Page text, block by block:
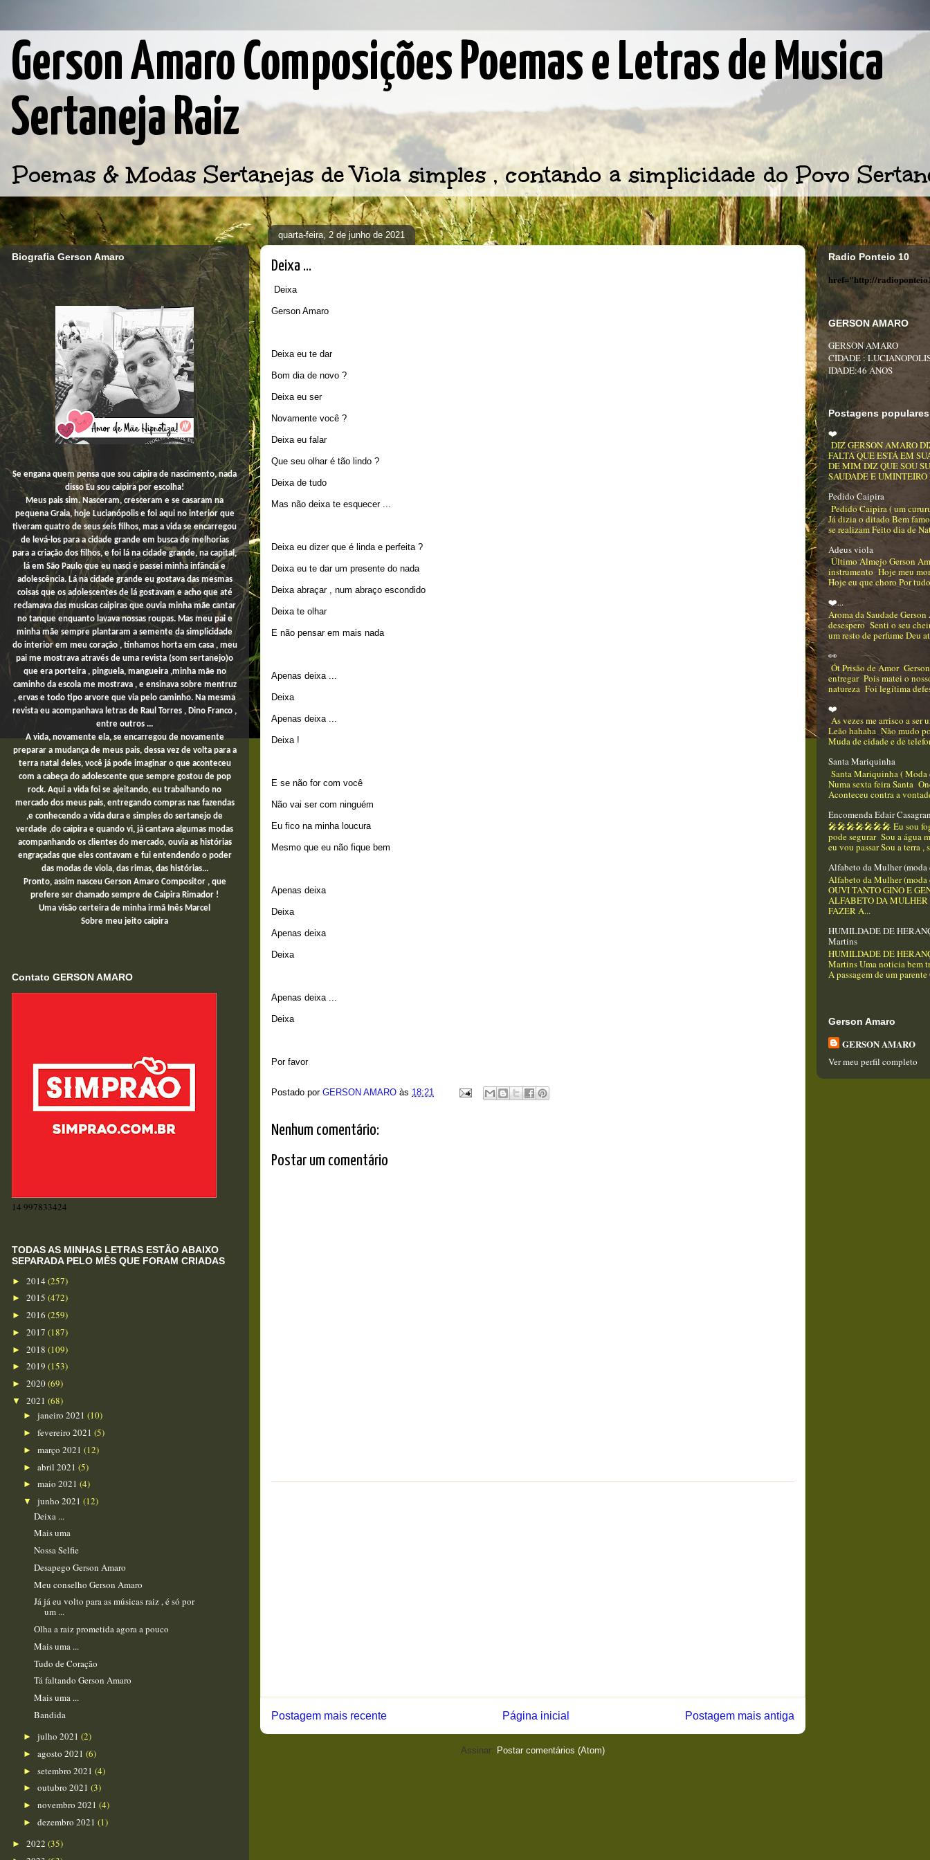
Gerson Amaro Composições Poemas e Letras de Musica
Sertaneja Raiz
Poemas & Modas Sertanejas de Viola simples , contando a simplicidade do Povo
quarta-feira, 2 de junho de 2021
Deixa ...
Deixa
Gerson Amaro
Deixa eu te dar
Bom dia de novo ?
Deixa eu ser
Novamente você ?
Deixa eu falar
Que seu olhar é tão lindo ?
Deixa de tudo
Mas não deixa te esquecer ...
Deixa eu dizer que é linda e perfeita ?
Deixa eu te dar um presente do nada
Deixa abraçar , num abraço escondido
Deixa te olhar
E não pensar em mais nada
Apenas deixa ...
Deixa
Apenas deixa ...
Deixa !
E se não for com você
Não vai ser com ninguém
Eu fico na minha loucura
Mesmo que eu não fique bem
Apenas deixa
Deixa
Apenas deixa
Deixa
Apenas deixa ...
Deixa
Por favor
Postado por GERSON AMARO às 18:21
Nenhum comentário:
Postar um comentário
Postagem mais recente Postagem mais antiga
Página inicial
Assinar: Postar comentários (Atom)
Biografia Gerson Amaro
Se engana quem pensa que sou caipira de nascimento, nada
dissoEu sou caipira por escolha!
Meus pais sim. Nasceram, cresceram e se casaram na
pequena Graia, hoje Lucianópolis e foi aqui no interior que
tiveram quatro de seus seis filhos, mas a vida se encarregou
de levá-los para a cidade grande em busca de melhorias
para a criação dos filhos, e foi lá na cidade grande, na capital,
lá em São Paulo que eu nasci e passei minha infância e
adolescência. Lá na cidade grande eu gostava das mesmas
coisas que os adolescentes de lá gostavam e acho que até
reclamava das musicas caipiras que ouvia minha mãe cantar
no tanque enquanto lavava nossas roupas. Mas meu pai e
minha mãe sempre plantaram a semente da simplicidade
do interior em meu coração , tínhamos horta em casa , meu
pai me mostrava através de uma revista (som sertanejo)o
que era porteira , pinguela, mangueira ,minha mãe no
caminho da escola me mostrava , e ensinava sobre mentruz
, ervas e todo tipo arvore que via pelo caminho. Na mesma
revista eu acompanhava letras de Raul Torres , Dino Franco ,
entre outros ...
A vida, novamente ela, se encarregou de novamente
preparar a mudança de meus pais, dessa vez de volta para a
terra natal deles, você já pode imaginar o que aconteceu
com a cabeça do adolescente que sempre gostou de pop
rock. Aqui a vida foi se ajeitando, eu trabalhando no
mercado dos meus pais, entregando compras nas fazendas
,e conhecendo a vida dura e simples do sertanejo de
verdade ,do caipira e quando vi, já cantava algumas modas
acompanhando os clientes do mercado, ouvia as histórias
engraçadas que eles contavam e fui entendendo o poder
das modas de viola, das rimas, das histórias...
Pronto, assim nasceu Gerson Amaro Compositor , que
prefere ser chamado sempre de Caipira Rimador !
Uma visão certeira de minha irmã Inês Marcel
Sobre meu jeito caipira
Contato GERSON AMARO
14 997833424
TODAS AS MINHAS LETRAS ESTÃO ABAIXO
SEPARADA PELO MÊS QUE FORAM CRIADAS
► 2014 (257)
► 2015 (472)
► 2016 (259)
► 2017 (187)
► 2018 (109)
► 2019 (153)
► 2020(69)
▼ 2021 (68)
► janeiro 2021 (10)
► fevereiro 2021 (5)
► março 2021 (12)
► abril 2021 (5)
► maio 2021 (4)
▼ junho 2021 (12)
Deixa ...
Mais uma
Nossa Selfie
Desapego Gerson Amaro
Meu conselho Gerson Amaro
Já já eu volto para as músicas raiz , é só por
um ...
Olha a raiz prometida agora a pouco
Mais uma ...
Tudo de Coração
Tá faltando Gerson Amaro
Mais uma ...
Bandida
► julho 2021 (2)
► agosto 2021 (6)
► setembro 2021 (4)
► outubro 2021 (3)
► novembro 2021 (4)
► dezembro 2021 (1)
► 2022 (35)
Radio Ponteio 10
href="http://
GERSON AMARO
GERSON AMARO
CIDADE :
IDADE:46 ANOS
Postagens populares
❤️
DIZ GERSON AMARO
FALTA QUE ESTÁ EM
DE MIM DIZ QUE SOU
SAUDADE E UMINTEIRO
Pedido Caipira
Pedido Caipira ( um
Já dizia o ditado Bem
se realizam Feito dia de
Adeus viola
Último Almejo Gerson
instrumento Hoje meu
Hoje eu que choro Por
❤️...
Aroma da Saudade
desespero Senti o seu
um resto de perfume Deu
👀
Ót Prisão de Amor
entregar Pois matei o
natureza Foi legítima
❤️
As vezes me arrisco a ser
Leão hahaha Não mudo
Muda de cidade e de
Santa Mariquinha
Santa Mariquinha (
Numa sexta feira Santa
Aconteceu contra a
Encomenda Edair
🎤🎤🎤🎤🎤🎤🎤 Eu sou
pode segurar Sou a água
eu vou passar Sou a terra ,
Alfabeto da Mulher
Alfabeto da Mulher
OUVI TANTO GINO E
ALFABETO DA
FAZER A...
HUMILDADE DE
Martins
HUMILDADE DE
Martins Uma noticia bem
A passagem de um
Gerson Amaro
GERSON AMARO
Ver meu perfil completo